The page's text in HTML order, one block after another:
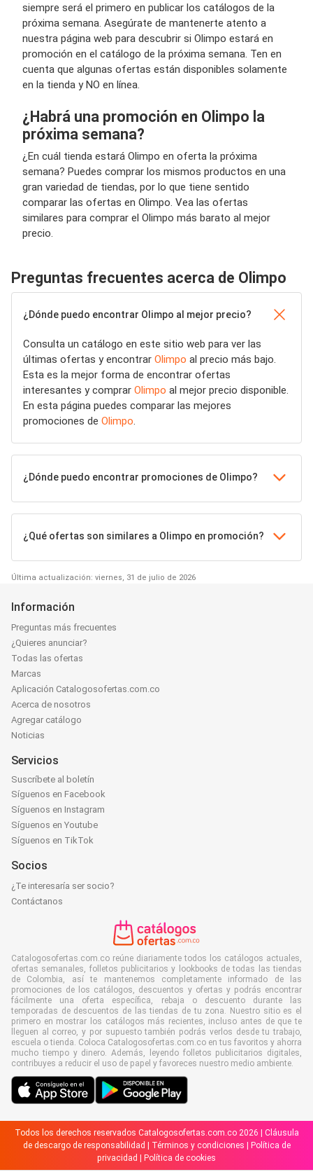
siempre será el primero en publicar los catálogos de la
próxima semana. Asegúrate de mantenerte atento a
nuestra página web para descubrir si Olimpo estará en
promoción en el catálogo de la próxima semana. Ten en
cuenta que algunas ofertas están disponibles solamente
en la tienda y NO en línea.
¿Habrá una promoción en Olimpo la
próxima semana?
¿En cuál tienda estará Olimpo en oferta la próxima
semana? Puedes comprar los mismos productos en una
gran variedad de tiendas, por lo que tiene sentido
comparar las ofertas en Olimpo. Vea las ofertas
similares para comprar el Olimpo más barato al mejor
precio.
Preguntas frecuentes acerca de Olimpo
¿Dónde puedo encontrar Olimpo al mejor precio?
Consulta un catálogo en este sitio web para ver las
últimas ofertas y encontrar Olimpo al precio más bajo.
Esta es la mejor forma de encontrar ofertas
interesantes y comprar Olimpo al mejor precio disponible.
En esta página puedes comparar las mejores
promociones de Olimpo.
¿Dónde puedo encontrar promociones de Olimpo?
¿Qué ofertas son similares a Olimpo en promoción?
Última actualización: viernes, 31 de julio de 2026
Información
Preguntas más frecuentes
¿Quieres anunciar?
Todas las ofertas
Marcas
Aplicación Catalogosofertas.com.co
Acerca de nosotros
Agregar catálogo
Noticias
Servicios
Suscríbete al boletín
Síguenos en Facebook
Síguenos en Instagram
Síguenos en Youtube
Síguenos en TikTok
Socios
¿Te interesaría ser socio?
Contáctanos
Catalogosofertas.com.co reúne diariamente todos los catálogos actuales,
ofertas semanales, folletos publicitarios y lookbooks de todas las tiendas
de Colombia, así te mantenemos completamente informado de las
promociones de los catálogos, descuentos y ofertas y podrás encontrar
fácilmente una oferta específica, rebaja o descuento durante las
temporadas de descuentos de las tiendas de tu zona. Nuestro sitio es el
primero en mostrar los catálogos más recientes, incluso antes de que te
lleguen al correo, y por supuesto también podrás verlos desde tu trabajo,
escuela o tienda. Coloca Catalogosofertas.com.co en tus favoritos y ahorra
mucho tiempo y dinero. Además, leyendo folletos publicitarios digitales,
contribuyes a reducir el uso de papel y favoreces nuestro medio ambiente.
Todos los derechos reservados Catalogosofertas.com.co 2026 | Cláusula
de descargo de responsabilidad
Términos y condiciones
Política de
privacidad
Política de cookies